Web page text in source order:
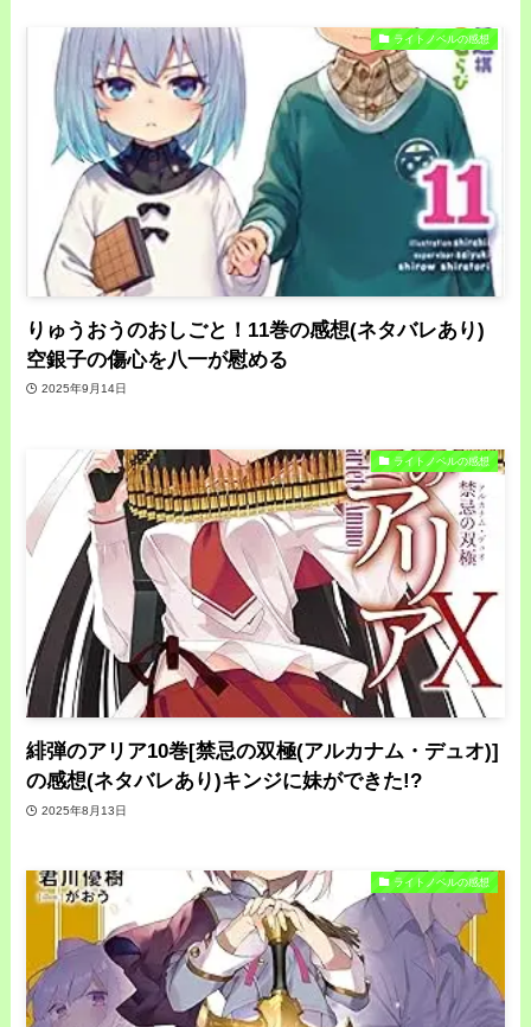
ライトノベルの感想
りゅうおうのおしごと！11巻の感想(ネタバレあり)
空銀子の傷心を八一が慰める
2025年9月14日
ライトノベルの感想
緋弾のアリア10巻[禁忌の双極(アルカナム・デュオ)]
の感想(ネタバレあり)キンジに妹ができた!?
2025年8月13日
ライトノベルの感想